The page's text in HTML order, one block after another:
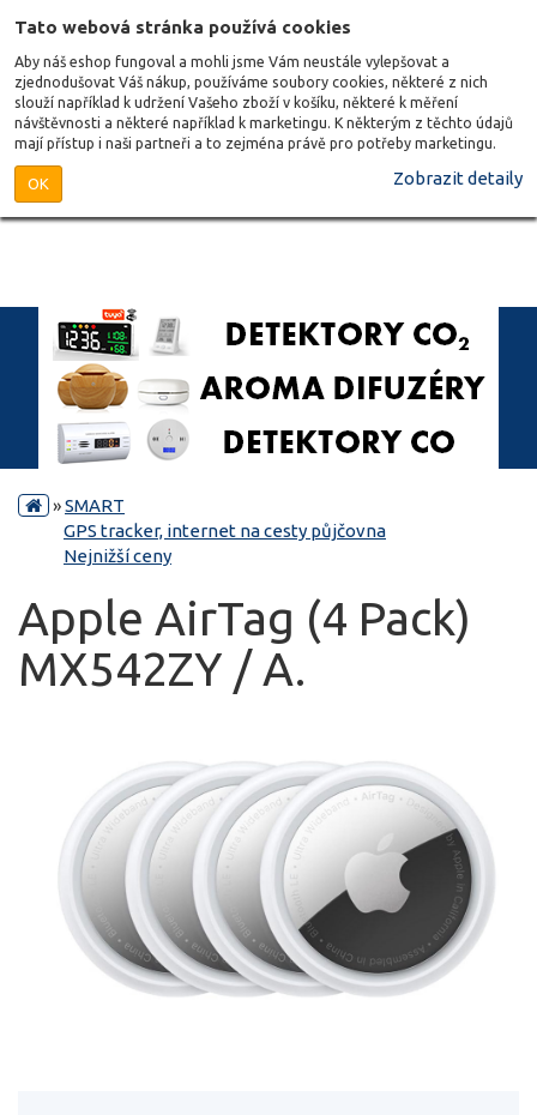
Tato webová stránka používá cookies
Aby náš eshop fungoval a mohli jsme Vám neustále vylepšovat a
zjednodušovat Váš nákup, používáme soubory cookies, některé z nich
slouží například k udržení Vašeho zboží v košíku, některé k měření
návštěvnosti a některé například k marketingu. K některým z těchto údajů
mají přístup i naši partneři a to zejména právě pro potřeby marketingu.
OK Zobrazit detaily
»SMART
GPS tracker, internet na cesty půjčovna
Nejnižší ceny
Apple AirTag (4 Pack)
MX542ZY / A.